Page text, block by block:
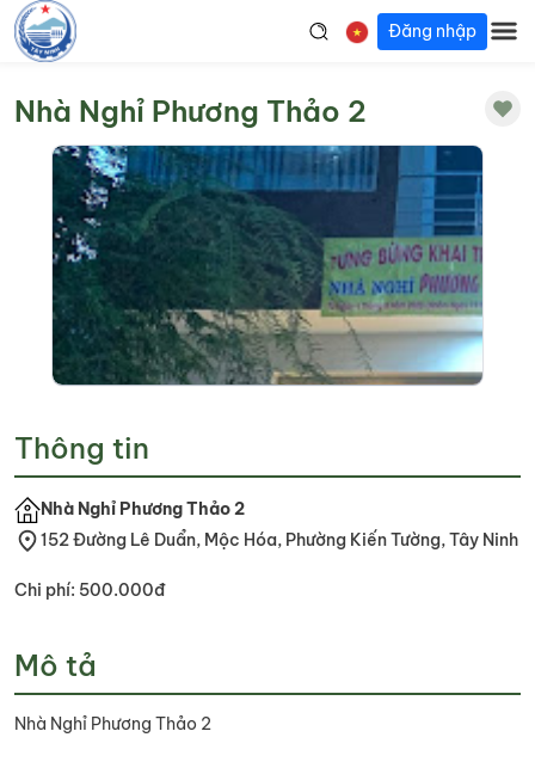
Đăng nhập
Nhà Nghỉ Phương Thảo 2
Thông tin
Nhà Nghỉ Phương Thảo 2
152 Đường Lê Duẩn, Mộc Hóa, Phường Kiến Tường, Tây Ninh
Chi phí: 500.000đ
Mô tả
Nhà Nghỉ Phương Thảo 2